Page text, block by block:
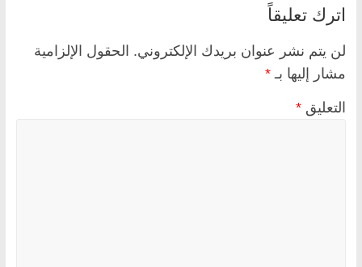
اترك تعليقاً
لن يتم نشر عنوان بريدك الإلكتروني. الحقول الإلزامية
مشار إليها بـ *
التعليق *